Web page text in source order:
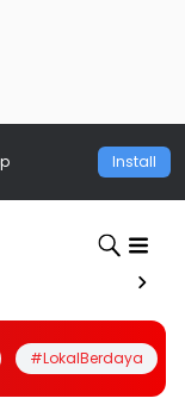
Install
#LokalBerdaya